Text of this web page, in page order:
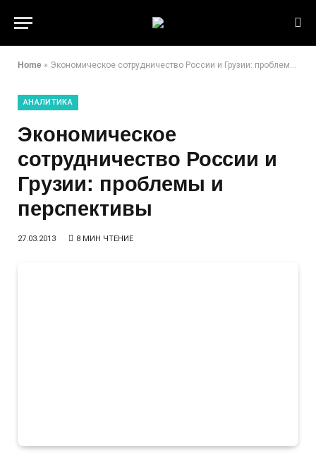
Home » Экономическое сотрудничество России и Грузии: проблемы и перспективы
АНАЛИТИКА
Экономическое
сотрудничество России и
Грузии: проблемы и
перспективы
27.03.2013 8 МИН ЧТЕНИЕ